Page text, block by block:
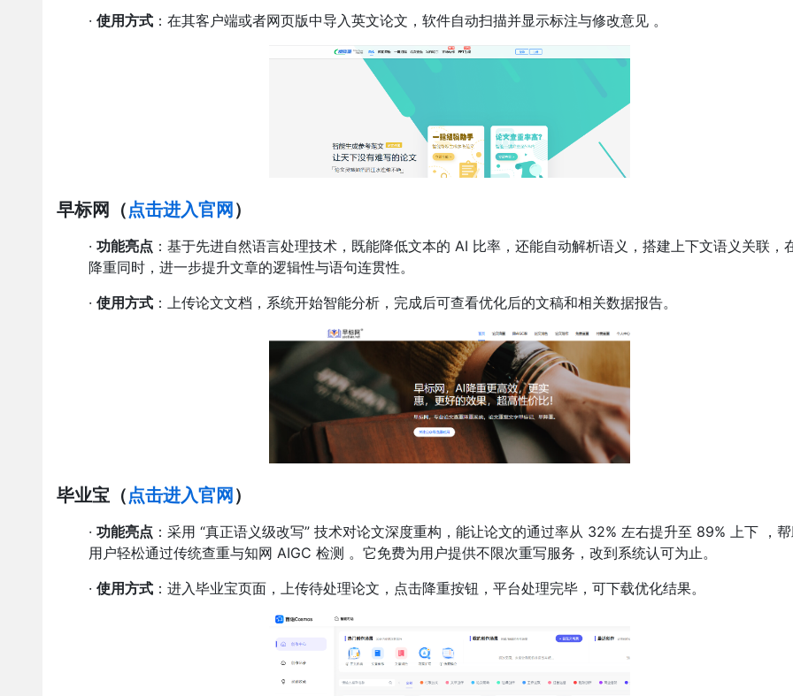
· 使用方式 ：在其客户端或者网页版中导入英文论文，软件自动扫描并显示标注与修改意见 。
早标网 （点击进入官网 ）
· 功能亮点 ：基于先进自然语言处理技术，既能降低文本的 AI 比率，还能自动解析语义，搭建上下文语义关联，
降重同时，进一步提升文章的逻辑性与语句连贯性。
· 使用方式 ：上传论文文档，系统开始智能分析，完成后可查看优化后的文稿和相关数据报告。
毕业宝 （点击进入官网 ）
· 功能亮点 ：采用 “真正语义级改写” 技术对论文深度重构，能让论文的通过率从 32% 左右提升至 89% 上下 ，
用户轻松通过传统查重与知网 AIGC 检测 。它免费为用户提供不限次重写服务，改到系统认可为止。
· 使用方式 ：进入毕业宝页面，上传待处理论文，点击降重按钮，平台处理完毕，可下载优化结果。